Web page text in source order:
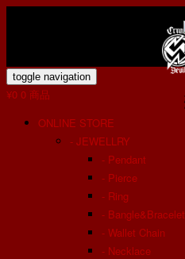
toggle navigation
¥0 0 商品
ONLINE STORE
- JEWELLRY
- Pendant
- Pierce
- Ring
- Bangle&Bracelet
- Wallet Chain
- Necklace